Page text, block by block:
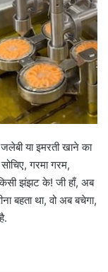
या इमरती खाने का
गरमा गरम,
किसी झंझट के! जी हाँ, अब
बहता था, वो अब बचेगा,